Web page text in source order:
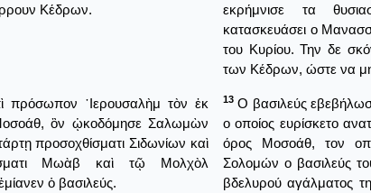
Κέδρων.
εκρήμνισε τα
κατασκευάσει ο
του Κυρίου. Την δε
των Κέδρων, ώστε να μη
πρόσωπον ῾Ιερουσαλὴμ τὸν ἐκ
ὃν ᾠκοδόμησε Σαλωμὼν
προσοχθίσματι Σιδωνίων καὶ
Μωὰβ καὶ τῷ Μολχὸλ
ὁ βασιλεύς.
13 Ο βασιλεύς
ο οποίος ευρίσκετο
όρος Μοσοάθ, τον
Σολομών ο βασιλεύς
βδελυρού αγάλματος